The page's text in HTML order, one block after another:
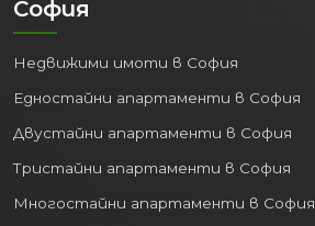
София
Недвижими имоти в София
Едностайни апартаменти в София
Двустайни апартаменти в София
Тристайни апартаменти в София
Многостайни апартаменти в София